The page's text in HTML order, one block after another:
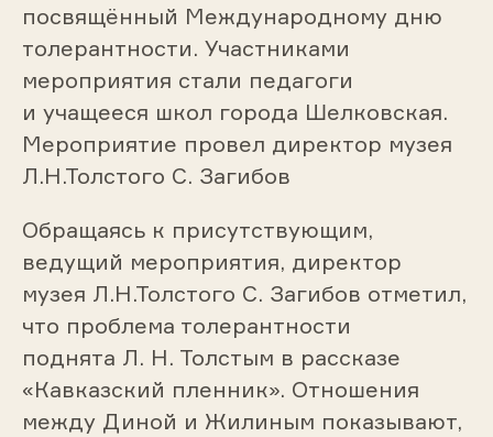
посвящённый Международному дню
толерантности. Участниками
мероприятия стали педагоги
и учащееся школ города Шелковская.
Мероприятие провел директор музея
Л.Н.Толстого С. Загибов
Обращаясь к присутствующим,
ведущий мероприятия, директор
музея Л.Н.Толстого С. Загибов отметил,
что проблема толерантности
поднята Л. Н. Толстым в рассказе
«Кавказский пленник». Отношения
между Диной и Жилиным показывают,